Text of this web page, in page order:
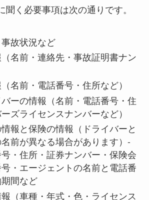
く必要事項は次の通りです。
故状況など
名前・連絡先・事故証明書ナン
名前・電話番号・住所など）
ーの情報（名前・電話番号・住
ズライセンスナンバーなど）
報と保険の情報（ドライバーと
前が異なる場合があります）-
・住所・証券ナンバー・保険会
・エージェントの名前と電話番
間など
（車種・年式・色・ライセンス